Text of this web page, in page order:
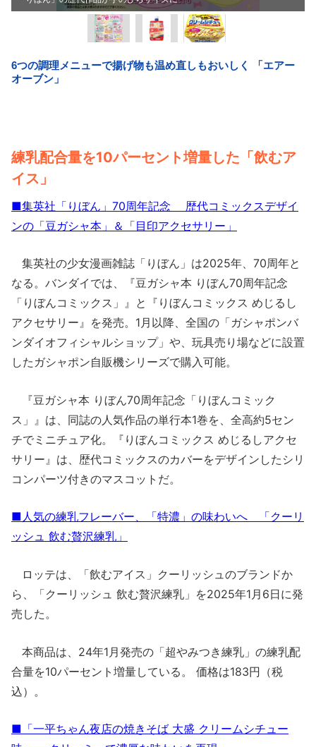
練乳配合量を10パーセント増量した「飲むア
イス」
■集英社「りぼん」70周年記念 歴代コミックスデザイ
ンの「豆ガシャ本」＆「目印アクセサリー」
集英社の少女漫画雑誌「りぼん」は2025年、70周年と
なる。バンダイでは、『豆ガシャ本 りぼん70周年記念
「りぼんコミックス」』と『りぼんコミックス めじるし
アクセサリー』を発売。1月以降、全国の「ガシャポンバ
ンダイオフィシャルショップ」や、玩具売り場などに設置
したガシャポン自販機シリーズで購入可能。
『豆ガシャ本 りぼん70周年記念「りぼんコミック
ス」』は、同誌の人気作品の単行本1巻を、全高約5セン
チでミニチュア化。『りぼんコミックス めじるしアクセ
サリー』は、歴代コミックスのカバーをデザインしたシリ
コンパーツ付きのマスコットだ。
■人気の練乳フレーバー、「特濃」の味わいへ 「クーリ
ッシュ 飲む贅沢練乳」
ロッテは、「飲むアイス」クーリッシュのブランドか
ら、「クーリッシュ 飲む贅沢練乳」を2025年1月6日に発
売した。
本商品は、24年1月発売の「超やみつき練乳」の練乳配
合量を10パーセント増量している。 価格は183円（税
込）。
■「一平ちゃん夜店の焼きそば 大盛 クリームシチュー